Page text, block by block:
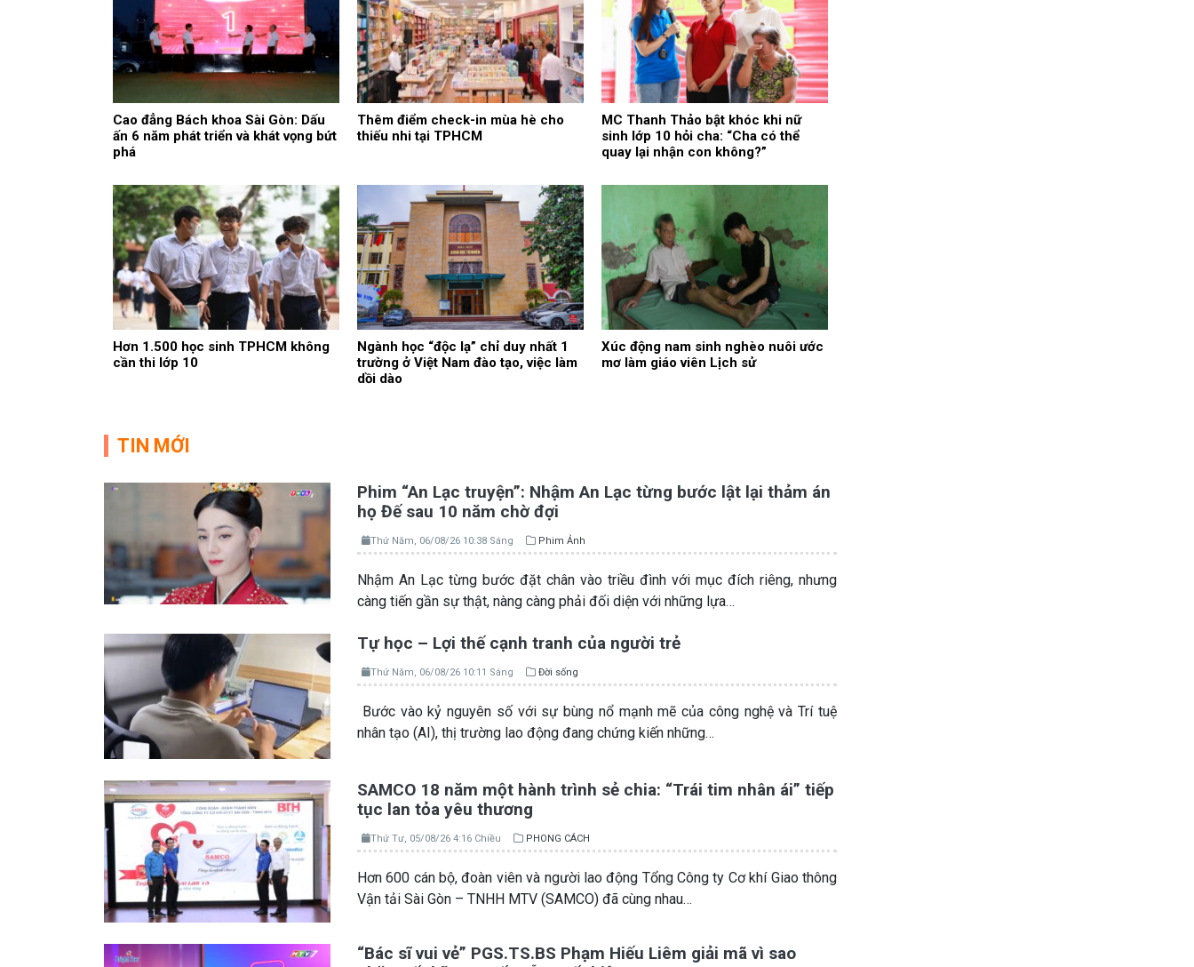
Cao đẳng Bách khoa Sài Gòn: Dấu
ấn 6 năm phát triển và khát vọng bứt
phá
Thêm điểm check-in mùa hè cho
thiếu nhi tại TPHCM
MC Thanh Thảo bật khóc khi nữ
sinh lớp 10 hỏi cha: “Cha có thể
quay lại nhận con không?”
Hơn 1.500 học sinh TPHCM không
cần thi lớp 10
Ngành học “độc lạ” chỉ duy nhất 1
trường ở Việt Nam đào tạo, việc làm
dồi dào
Xúc động nam sinh nghèo nuôi ước
mơ làm giáo viên Lịch sử
TIN MỚI
Phim “An Lạc truyện”: Nhậm An Lạc từng bước lật lại thảm án
họ Đế sau 10 năm chờ đợi
Thứ Năm, 06/08/26 10:38 Sáng Phim Ảnh
Nhậm An Lạc từng bước đặt chân vào triều đình với mục đích riêng, nhưng
càng tiến gần sự thật, nàng càng phải đối diện với những lựa…
Tự học – Lợi thế cạnh tranh của người trẻ
Thứ Năm, 06/08/26 10:11 Sáng Đời sống
Bước vào kỷ nguyên số với sự bùng nổ mạnh mẽ của công nghệ và Trí tuệ
nhân tạo (AI), thị trường lao động đang chứng kiến những…
SAMCO 18 năm một hành trình sẻ chia: “Trái tim nhân ái” tiếp
tục lan tỏa yêu thương
Thứ Tư, 05/08/26 4:16 Chiều PHONG CÁCH
Hơn 600 cán bộ, đoàn viên và người lao động Tổng Công ty Cơ khí Giao thông
Vận tải Sài Gòn – TNHH MTV (SAMCO) đã cùng nhau…
“Bác sĩ vui vẻ” PGS.TS.BS Phạm Hiếu Liêm giải mã vì sao